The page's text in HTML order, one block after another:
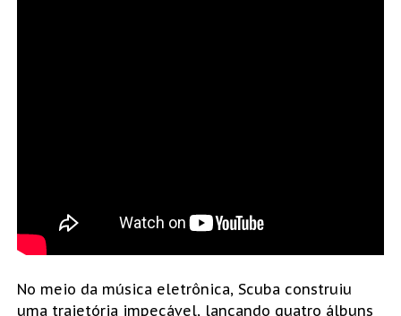
No meio da música eletrônica, Scuba construiu
uma trajetória impecável, lançando quatro álbuns